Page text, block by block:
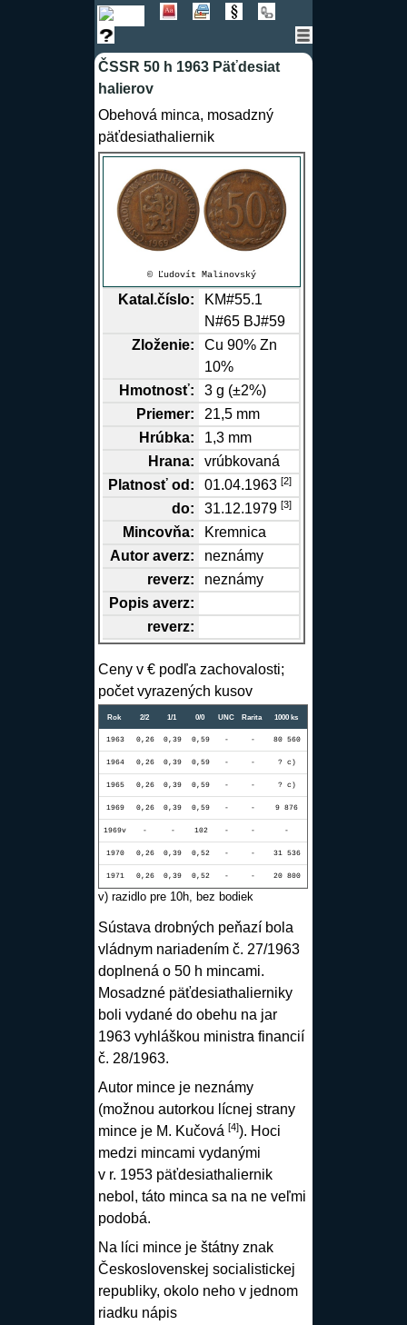
ČSSR 50 h 1963 Päťdesiat
halierov
Obehová minca, mosadzný
päťdesiathaliernik
© Ľudovít Malinovský
Katal.číslo:
KM#55.1
N#65 BJ#59
Zloženie:
Cu 90%Zn
10%
Hmotnosť:
3 g (±2%)
Priemer:
21,5 mm
Hrúbka:
1,3 mm
Hrana:
vrúbkovaná
Platnosť od:
01.04.1963[2]
do: 31.12.1979[3]
Mincovňa:
Kremnica
Autor averz:
neznámy
reverz:
neznámy
Popis averz:
reverz:
Ceny v € podľa zachovalosti;
počet vyrazených kusov
Rok 2/2 1/1 0/0 UNC Rarita 1000 ks
1963 0,26 0,39 0,59 - - 80 560
1964 0,26 0,39 0,59 - - ? c)
1965 0,26 0,39 0,59 - - ? c)
1969 0,26 0,39 0,59 - - 9 876
1969v - - 102 - - -
1970 0,26 0,39 0,52 - - 31 536
1971 0,26 0,39 0,52 - - 20 800
v) razidlo pre 10h, bez bodiek
Sústava drobných peňazí bola
vládnym nariadením č. 27/1963
doplnená o 50 h mincami.
Mosadzné päťdesiathalierniky
boli vydané do obehu na jar
1963 vyhláškou ministra financií
č. 28/1963.
Autor mince je neznámy
(možnou autorkou lícnej strany
mince je M. Kučová [4]). Hoci
medzi mincami vydanými
v r. 1953 päťdesiathaliernik
nebol, táto minca sa na ne veľmi
podobá.
Na líci mince je štátny znak
Československej socialistickej
republiky, okolo neho v jednom
riadku nápis